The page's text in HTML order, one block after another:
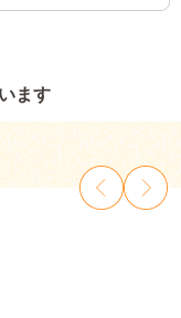
ます